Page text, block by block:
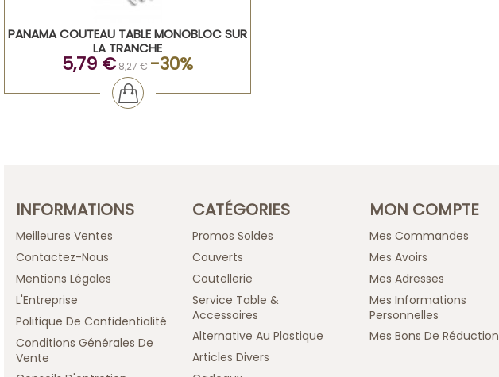
PANAMA COUTEAU TABLE MONOBLOC SUR
LA TRANCHE
5,79 €8,27 € -30%
INFORMATIONS
Meilleures Ventes
Contactez-Nous
Mentions Légales
L'Entreprise
Politique De Confidentialité
Conditions Générales De
Vente
CATÉGORIES
Promos Soldes
Couverts
Coutellerie
Service Table &
Accessoires
Alternative Au Plastique
Articles Divers
MON COMPTE
Mes Commandes
Mes Avoirs
Mes Adresses
Mes Informations
Personnelles
Mes Bons De Réduction